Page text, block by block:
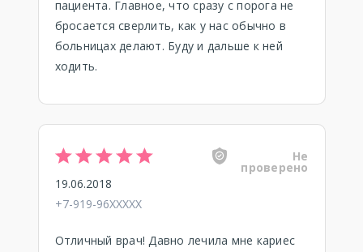
пациента. Главное, что сразу с порога не
бросается сверлить, как у нас обычно в
больницах делают. Буду и дальше к ней
ходить.
Не
проверено
19.06.2018
+7-919-96XXXXX
Отличный врач! Давно лечила мне кариес